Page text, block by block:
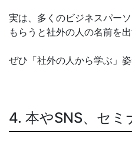
実は、多くのビジネスパー
もらうと社外の人の名前を
ぜひ「社外の人から学ぶ」
4. 本やSNS、セ